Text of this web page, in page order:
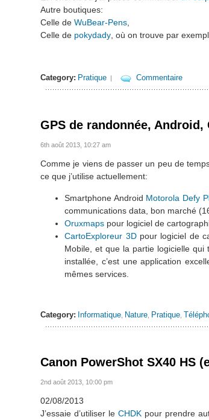
Autre boutiques:
Celle deWuBear-Pens,
Celle de pokydady, où on trouve par
Category: Pratique Commentaire
GPS de randonnée,
6th août 2013, 10:27 am
Comme je viens de passer un peu de
ce que j’utilise actuellement:
Smartphone Android Motorola Defy
communications data, bon marché
Oruxmaps pour logiciel de
CartoExploreur 3Dpour logiciel de
Mobile, et que la partie logicielle qui
installée, c’est une application
mêmes services.
Category: Informatique Nature Pratique
Canon PowerShot SX40 HS
2nd août 2013, 10:00 pm
02/08/2013
J’essaie d’utiliser leCHDK pour prendre